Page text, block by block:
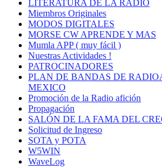
LITERATURA DE LA RADIO
Miembros Originales
MODOS DIGITALES
MORSE CW APRENDE Y MAS
Mumla APP ( muy fácil )
Nuestras Actividades !
PATROCINADORES
PLAN DE BANDAS DE
MEXICO
Promoción de la Radio afición
Propagación
SALÓN DE LA FAMA DEL
Solicitud de Ingreso
SOTA y POTA
W5WIN
WaveLog